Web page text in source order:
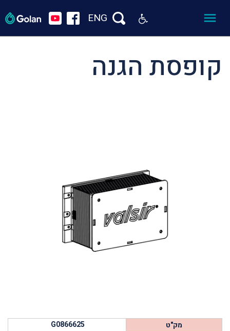
ENG
קופסת הגנה
מק"ט
G0866625